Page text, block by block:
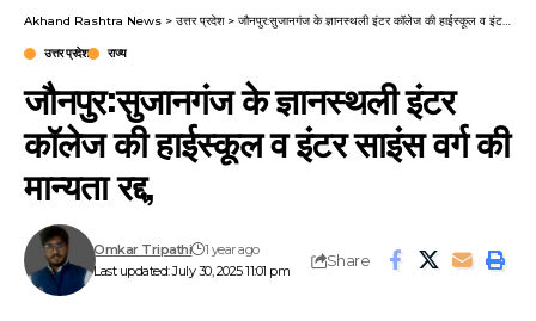
Akhand Rashtra News > उत्तर प्रदेश> जौनपुर:सुजानगंज के ज्ञानस्थली इंटर कॉलेज की हाईस्कूल व इंटर साइंस वर्ग की मान्यता रद्द,
उत्तर प्रदेश राज्य
जौनपुर:सुजानगंज के ज्ञानस्थली इंटर
कॉलेज की हाईस्कूल व इंटर साइंस वर्ग की
मान्यता रद्द,
Last updated: July 30, 2025 11:01 pm
Omkar Tripathi 1 year ago
Share